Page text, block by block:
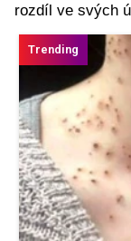
rozdíl ve svých